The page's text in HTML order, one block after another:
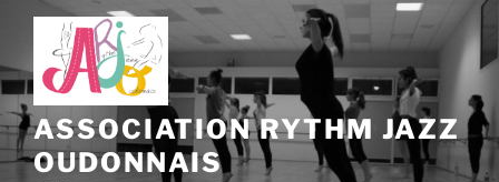
ASSOCIATION RYTHM JAZZ
OUDONNAIS